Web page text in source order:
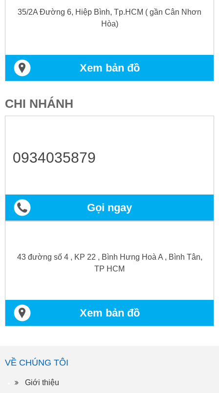
35/2A Đường 6, Hiệp Bình, Tp.HCM ( gần Cân Nhơn
Hòa)
Xem bản đồ
CHI NHÁNH
0934035879
Gọi ngay
43 đường số 4 , KP 22 , Bình Hưng Hoà A , Bình Tân,
TP HCM
Xem bản đồ
VỀ CHÚNG TÔI
Giới thiệu